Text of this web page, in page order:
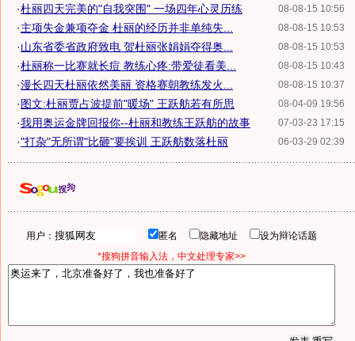
08-08-15 10:56
·杜丽四天完美的"自我突围" 一场四年心灵历练
08-08-15 10:53
·主项失金兼项夺金 杜丽的经历并非单纯失...
08-08-15 10:53
·山东省委省政府致电 贺杜丽张娟娟夺得奥...
08-08-15 10:43
·杜丽称一比赛就长痘 教练心疼:带爱徒看美...
08-08-15 10:37
·漫长四天杜丽依然美丽 资格赛朝教练发火...
08-04-09 19:56
·图文:杜丽贾占波提前"暖场" 王跃舫若有所思
07-03-23 17:15
·我用奥运金牌回报你--杜丽和教练王跃舫的故事
06-03-29 02:39
·"打杂"无所谓"比砸"要挨训 王跃舫数落杜丽
用户： 匿名 隐藏地址
设为辩论话题
*搜狗拼音输入法，中文处理专家>>